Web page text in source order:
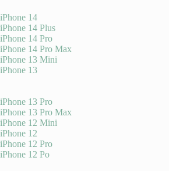
iPhone 14
iPhone 14 Plus
iPhone 14 Pro
iPhone 14 Pro Max
iPhone 13 Mini
iPhone 13
iPhone 13 Pro
iPhone 13 Pro Max
iPhone 12 Mini
iPhone 12
iPhone 12 Pro
iPhone 12 Po